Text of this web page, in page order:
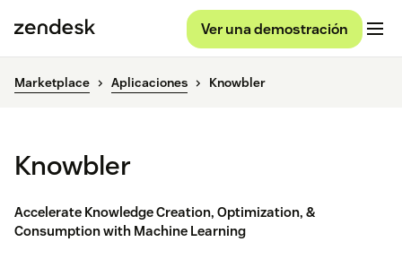
Ver una demostración
Marketplace Aplicaciones Knowbler
Knowbler
Accelerate Knowledge Creation, Optimization, &
Consumption with Machine Learning